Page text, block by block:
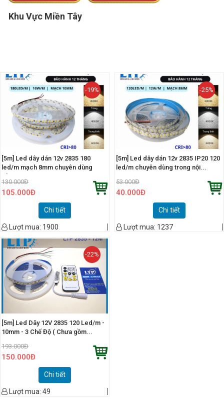
Khu Vực Miền Tây
-19%
[5m] Led dây dán 12v 2835 180
led/m mạch 8mm chuyên dùng
nội...
130.000Đ
105.000Đ
Chi tiết
Lượt mua: 1900
-25%
[5m] Led dây dán 12v 2835 IP20 120
led/m chuyên dùng trong nội...
53.000Đ
40.000Đ
Chi tiết
Lượt mua: 1237
-22%
[5m] Led Dây 12V 2835 120 Led/m -
10mm - 3 Chế Độ ( Chưa gồm...
193.000Đ
150.000Đ
Chi tiết
Lượt mua: 49